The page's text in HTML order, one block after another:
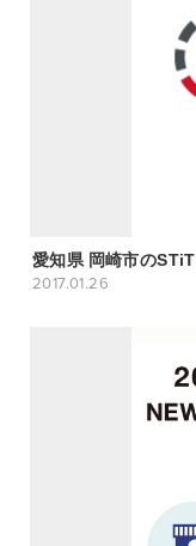
愛知県 岡崎市の
2017.01.26